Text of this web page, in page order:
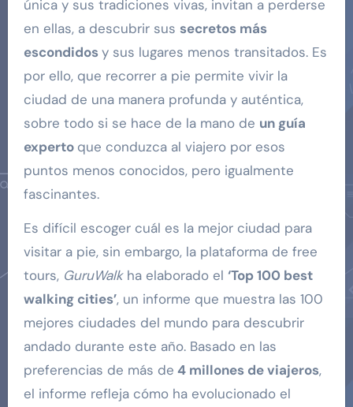
única y sus tradiciones vivas, invitan a perderse
en ellas, a descubrir sus secretos más
escondidosy sus lugares menos transitados. Es
por ello, que recorrer a pie permite vivir la
ciudad de una manera profunda y auténtica,
sobre todo si se hace de la mano de un guía
experto que conduzca al viajero por esos
puntos menos conocidos, pero igualmente
fascinantes.
Es difícil escoger cuál es la mejor ciudad para
visitar a pie, sin embargo, la plataforma de free
tours, GuruWalk ha elaborado el ‘Top 100 best
walking cities’, un informe que muestra las 100
mejores ciudades del mundo para descubrir
andado durante este año. Basado en las
preferencias de más de 4 millones de viajeros,
el informe refleja cómo ha evolucionado el